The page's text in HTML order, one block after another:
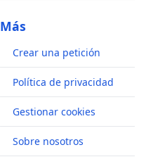
Más
Crear una petición
Política de privacidad
Gestionar cookies
Sobre nosotros